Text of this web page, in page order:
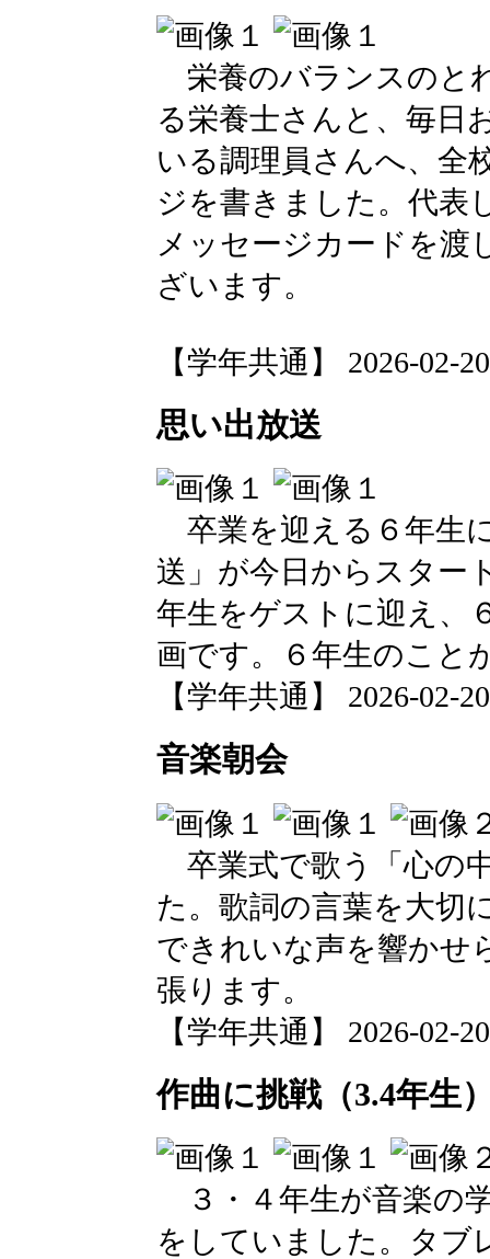
栄養のバランスのと
る栄養士さんと、毎日
いる調理員さんへ、全
ジを書きました。代表
メッセージカードを渡
ざいます。
【学年共通】 2026-02-
思い出放送
卒業を迎える６年生
送」が今日からスター
年生をゲストに迎え、
画です。６年生のこと
【学年共通】 2026-02-
音楽朝会
卒業式で歌う「心の
た。歌詞の言葉を大切
できれいな声を響かせ
張ります。
【学年共通】 2026-02-
作曲に挑戦（3.4年生
３・４年生が音楽の
をしていました。タブ